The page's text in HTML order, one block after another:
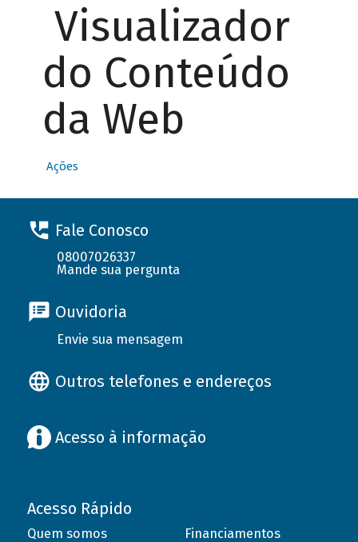
Visualizador
do Conteúdo
da Web
Ações
Fale Conosco
08007026337
Mande sua pergunta
Ouvidoria
Envie sua mensagem
Outros telefones e endereços
Acesso à informação
Acesso Rápido
Quem somos
Financiamentos